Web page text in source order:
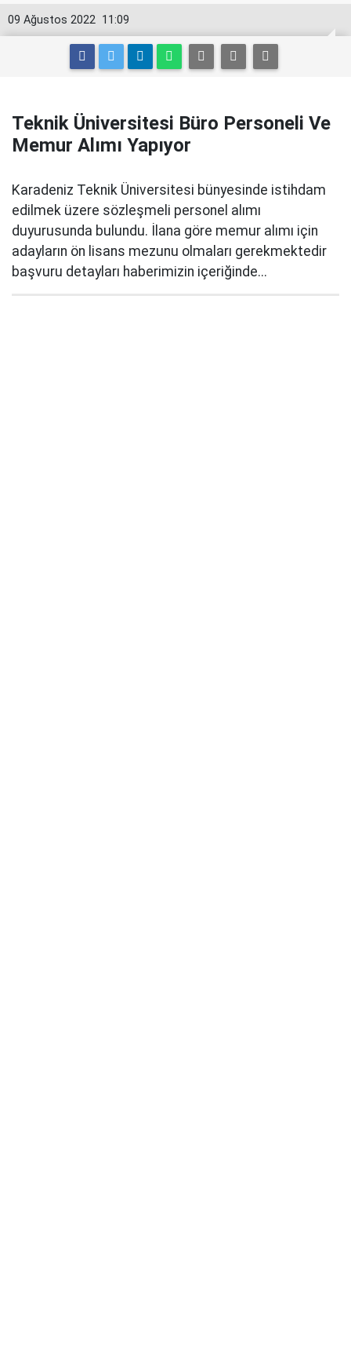
11:09
09 Ağustos 2022
Teknik Üniversitesi Büro Personeli Ve
Memur Alımı Yapıyor
Karadeniz Teknik Üniversitesi bünyesinde istihdam
edilmek üzere sözleşmeli personel alımı
duyurusunda bulundu. İlana göre memur alımı için
adayların ön lisans mezunu olmaları gerekmektedir
başvuru detayları haberimizin içeriğinde...